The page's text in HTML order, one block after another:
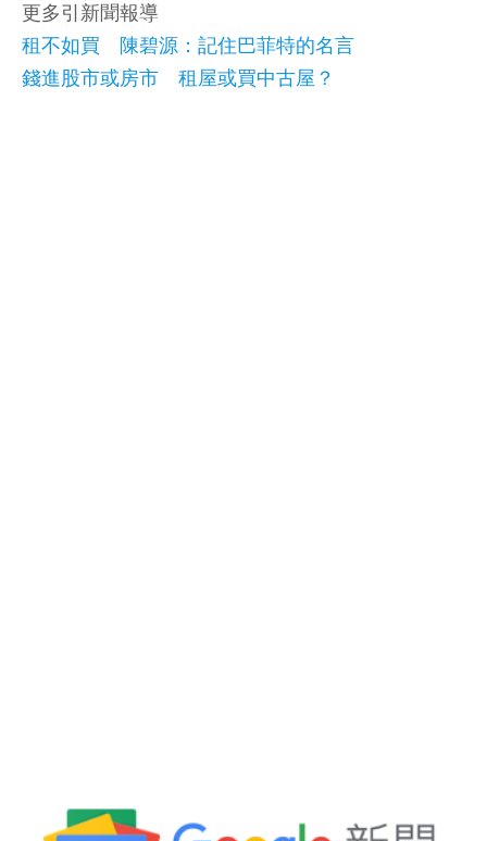
更多引新聞報導
租不如買 陳碧源：記住巴菲特的名言
錢進股市或房市 租屋或買中古屋？